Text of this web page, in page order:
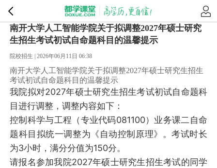
南开大学人工智能学院关于拟调整2027年硕士研究
生招生考试初试自命题科目的温馨提示
院校招生 | 2026年06月11日 06:38
南开大学人工智能学院关于拟调整2027年硕士研究生招生
考试初试自命题科目的温馨提示
我院拟对2027年硕士研究生招生考试初试自命题科
目进行调整，调整内容如下：
控制科学与工程（专业代码081100）业务课二自命
题科目拟统一调整为《自动控制原理》。考试时长
为3小时，满分分值为150分。
请报名参加我院2027年硕士研究生招生考试的同学